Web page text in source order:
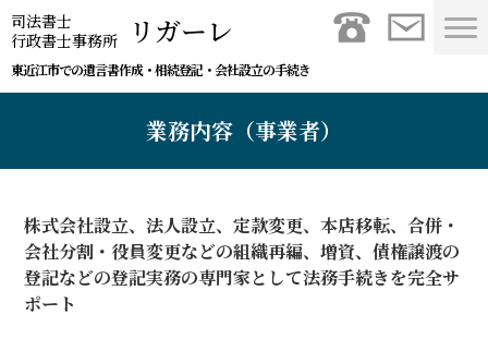
東近江市での遺言書作成・相続登記・会社設立の手続き
司法書士
行政書士事務所
リガーレ
業務内容（事業者）
株式会社設立、法人設立、定款変更、本店移転、合併・
会社分割・役員変更などの組織再編、増資、債権譲渡の
登記などの登記実務の専門家として法務手続きを完全サ
ポート